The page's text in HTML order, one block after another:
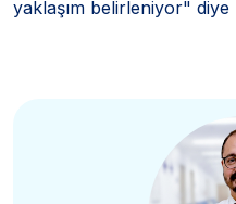
yaklaşım belirleniyor" diye